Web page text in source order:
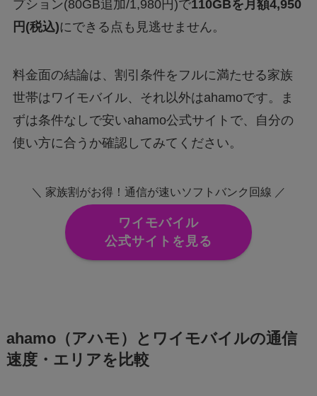
プション(80GB追加/1,980円)で110GBを月額4,950
円(税込)にできる点も見逃せません。
料金面の結論は、割引条件をフルに満たせる家族
世帯はワイモバイル、それ以外はahamoです。ま
ずは条件なしで安いahamo公式サイトで、自分の
使い方に合うか確認してみてください。
＼ 家族割がお得！通信が速いソフトバンク回線 ／
ワイモバイル
公式サイトを見る
ahamo（アハモ）とワイモバイルの通信
速度・エリアを比較